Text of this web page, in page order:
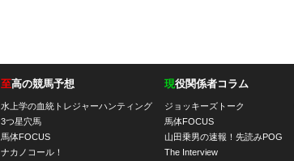
至高の競馬予想
水上学の血統トレジャーハンティング
3つ星穴馬
馬体FOCUS
ナカノコール！
現役関係者コラム
ジョッキーズトーク
馬体FOCUS
山田乗男の速報！先読みPOG
The Interview